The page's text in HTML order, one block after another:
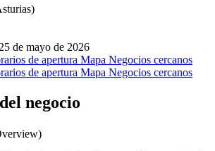
de mayo de 2026
de apertura Mapa Negocios cercanos
de apertura Mapa Negocios cercanos
negocio